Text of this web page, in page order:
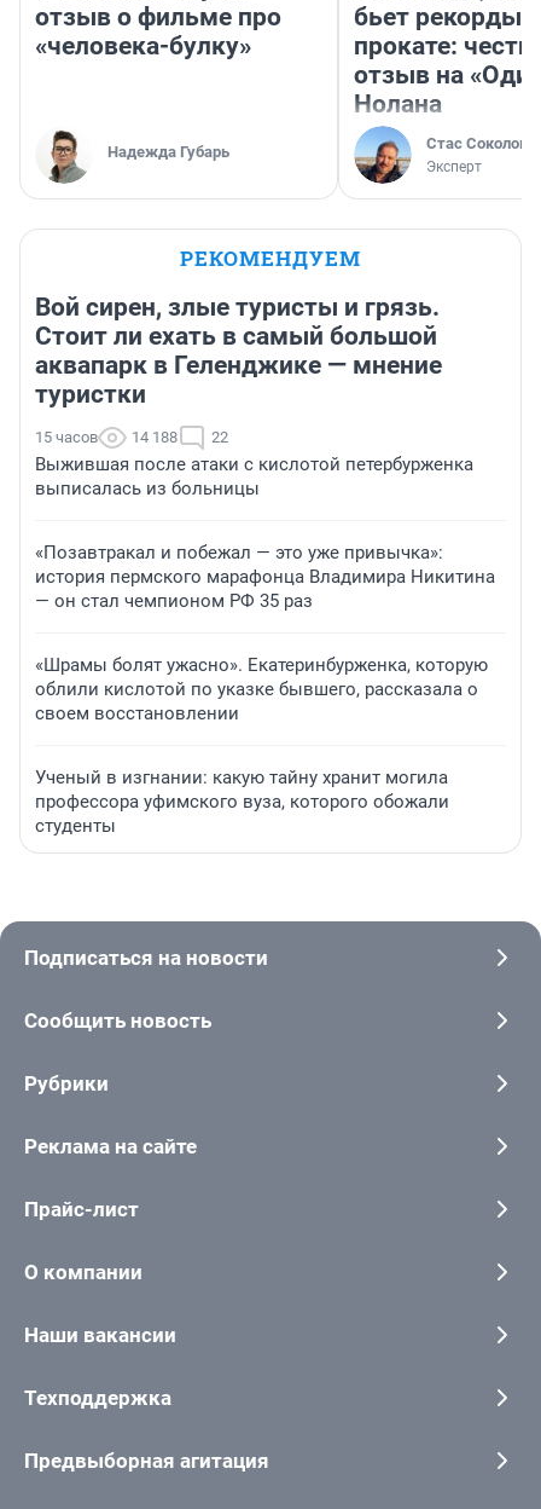
отзыв о фильме про
«человека-булку»
Надежда Губарь
бьет рекорды в
прокате:
отзыв на
Нолана
Стас Соколов
Эксперт
РЕКОМЕНДУЕМ
Вой сирен, злые туристы и грязь.
Стоит ли ехать в самый большой
аквапарк в Геленджике — мнение
туристки
15 часов 14 188 22
Выжившая после атаки с кислотой петербурженка
выписалась из больницы
«Позавтракал и побежал — это уже привычка»:
история пермского марафонца Владимира Никитина
— он стал чемпионом РФ 35 раз
«Шрамы болят ужасно». Екатеринбурженка, которую
облили кислотой по указке бывшего, рассказала о
своем восстановлении
Ученый в изгнании: какую тайну хранит могила
профессора уфимского вуза, которого обожали
студенты
Подписаться на новости
Сообщить новость
Рубрики
Реклама на сайте
Прайс-лист
О компании
Наши вакансии
Техподдержка
Предвыборная агитация